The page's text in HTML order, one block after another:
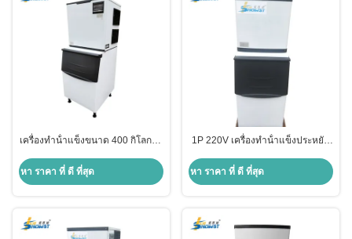
เครื่องทําน้ําแข็งขนาด 400 กิโลกรัม
หา ราคา ที่ ดี ที่สุด
1P 220V เครื่องทําน้ําแข็งประหยัด
หา ราคา ที่ ดี ที่สุด